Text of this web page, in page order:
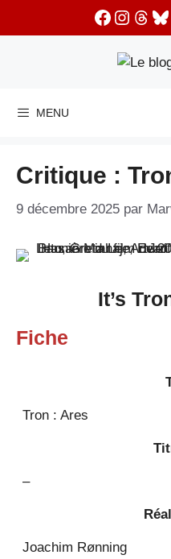
MENU
Critique :
9 décembre 2025 par
It’s
Fiche
Tron : Ares
–
Joachim Rønning